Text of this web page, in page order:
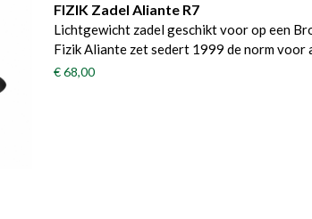
FIZIK Zadel Aliante R7
Lichtgewicht zadel geschikt voor op een
Fizik Aliante zet sedert 1999 de norm voor
€ 68,00